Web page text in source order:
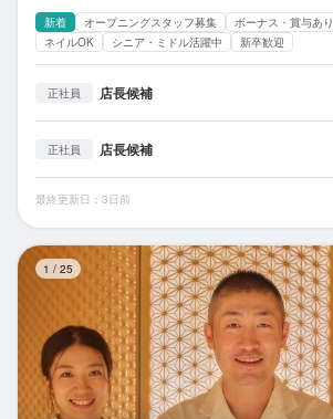
新着 オープニングスタッフ募集 ボーナス・賞与あり
ネイルOK
シニア・ミドル活躍中 新卒歓迎
正社員 店長候補
正社員 店長候補
最終更新日：3日前
1 / 25